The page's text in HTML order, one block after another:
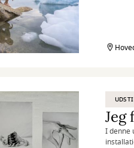
Jeg
I denne